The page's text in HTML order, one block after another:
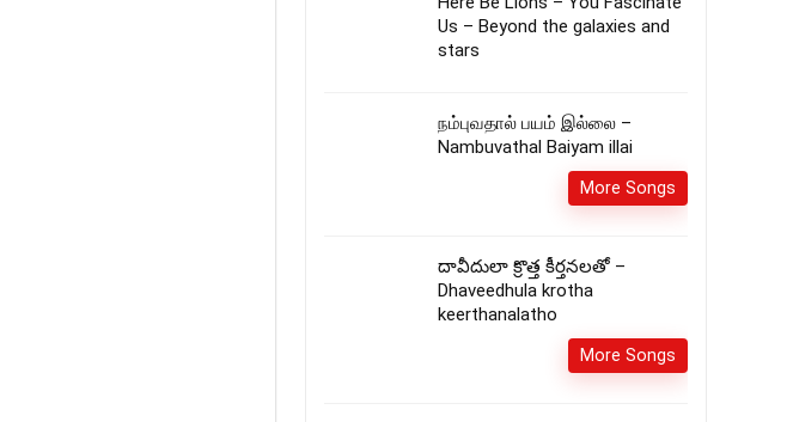
Us – Beyond the galaxies and
stars
நம்புவதால் பயம் இல்லை –
Nambuvathal Baiyam illai
More Songs
దావీదులా క్రొత్త కీర్తనలతో –
Dhaveedhula krotha
keerthanalatho
More Songs